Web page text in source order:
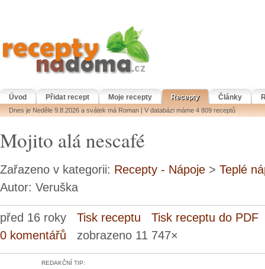
Úvod Přidat recept Moje recepty Recepty Články
Dnes je Neděle 9.8.2026 a svátek má Roman | V databázi máme 4 809 receptů
Mojito alá nescafé
Zařazeno v kategorii: Recepty - Nápoje > Teplé
Autor: Veruška
před 16 roky Tisk receptu
Tisk receptu do PDF
0 komentářů zobrazeno 11 747×
REDAKČNÍ TIP: